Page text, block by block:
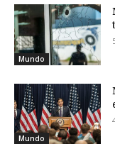
Mundo
Mundo